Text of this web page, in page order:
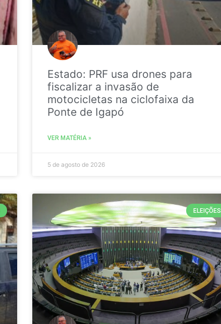
Estado: PRF usa drones para
fiscalizar a invasão de
motocicletas na ciclofaixa da
Ponte de Igapó
VER MATÉRIA »
5 de agosto de 2026
ELEIÇÕES